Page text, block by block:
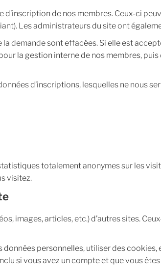
de nos membres. Ceux-ci
Les administrateurs du site ont
demande sont effacées. Si elle est
la gestion interne de nos membres,
d’inscriptions, lesquelles ne nous
totalement anonymes sur les
visitez.
images, articles, etc.) d’autres sites.
personnelles, utiliser des
si vous avez un compte et que vous